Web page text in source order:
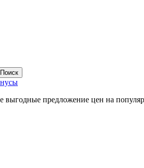
предложение цен на